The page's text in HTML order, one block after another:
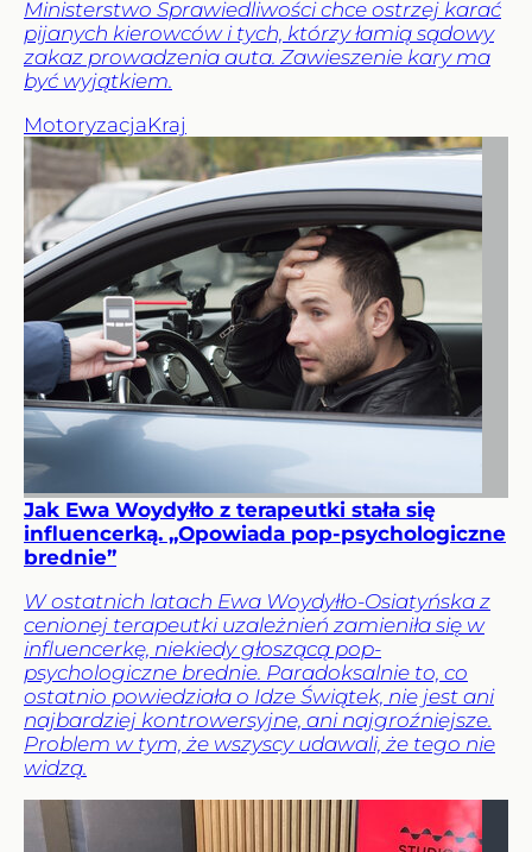
Ministerstwo Sprawiedliwości chce ostrzej karać
pijanych kierowców i tych, którzy łamią sądowy
zakaz prowadzenia auta. Zawieszenie kary ma
być wyjątkiem.
MotoryzacjaKraj
Jak Ewa Woydyłło z terapeutki stała się
influencerką. „Opowiada pop-psychologiczne
brednie”
W ostatnich latach Ewa Woydyłło-Osiatyńska z
cenionej terapeutki uzależnień zamieniła się w
influencerkę, niekiedy głoszącą pop-
psychologiczne brednie. Paradoksalnie to, co
ostatnio powiedziała o Idze Świątek, nie jest ani
najbardziej kontrowersyjne, ani najgroźniejsze.
Problem w tym, że wszyscy udawali, że tego nie
widzą.